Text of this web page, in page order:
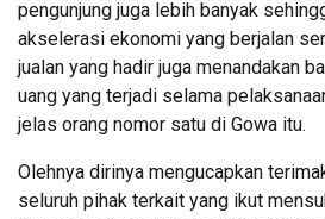
pengunjung juga lebih banyak
akselerasi ekonomi yang berjalan
jualan yang hadir juga menandakan
uang yang terjadi selama
jelas orang nomor satu di Gowa itu.
Olehnya dirinya mengucapkan
seluruh pihak terkait yang ikut